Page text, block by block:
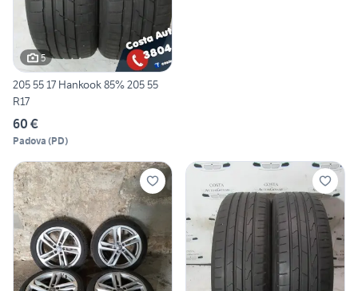
5
205 55 17 Hankook 85% 205 55
R17
60 €
Padova (PD)